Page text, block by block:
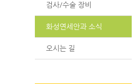
검사/수술 장비
화성연세안과 소식
오시는 길